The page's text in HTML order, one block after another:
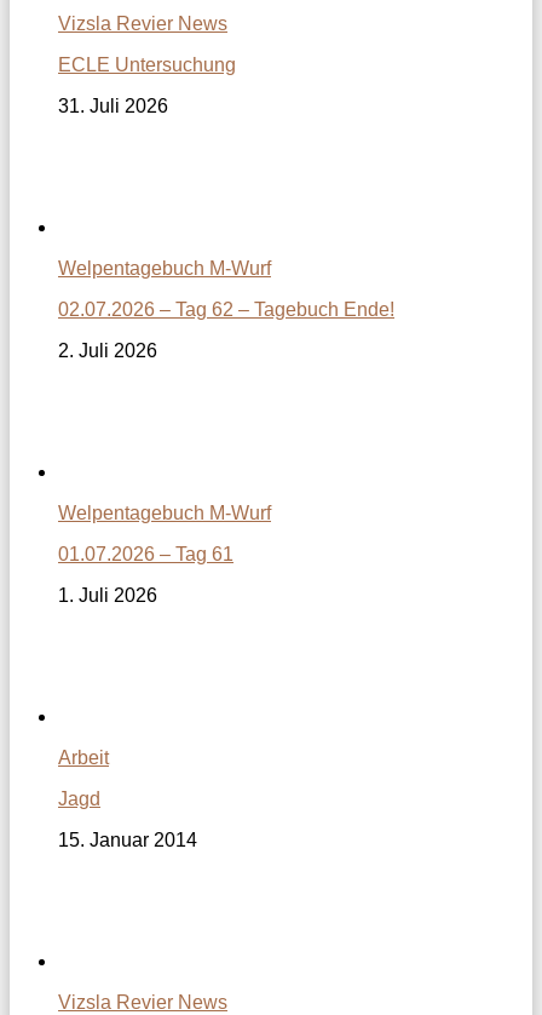
Vizsla Revier News
ECLE Untersuchung
31. Juli 2026
Welpentagebuch M-Wurf
02.07.2026 – Tag 62 – Tagebuch Ende!
2. Juli 2026
Welpentagebuch M-Wurf
01.07.2026 – Tag 61
1. Juli 2026
Arbeit
Jagd
15. Januar 2014
Vizsla Revier News